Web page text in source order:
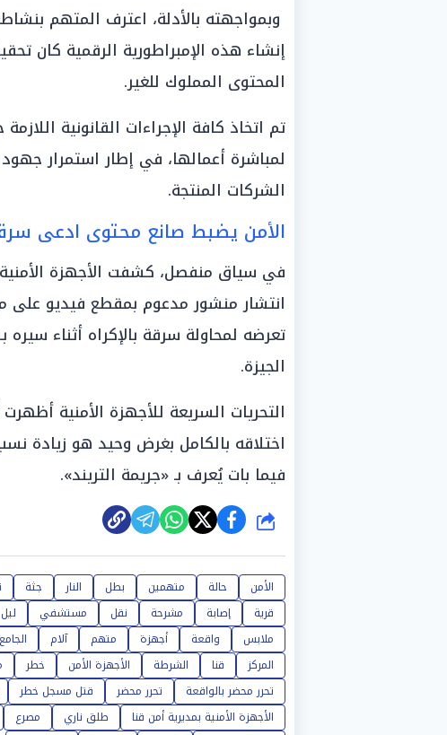
وبمواجهته بالأدلة، اعترف المتهم
إنشاء هذه الإمبراطورية الرقمية كان
المحتوى المملوك للغير.
تم اتخاذ كافة الإجراءات القانونية
لمباشرة أعمالها، في إطار استمرار جهود
الشركات المنتجة.
الأمن يضبط صانع محتوى ادعى
في سياق منفصل، كشفت الأجهزة الأمنية
انتشار منشور مدعوم بمقطع فيديو على
تعرضه لمحاولة سرقة بالإكراه أثناء
الجيزة.
التحريات السريعة للأجهزة الأمنية
اختلاقه بالكامل بغرض وحيد هو زيادة
فيما بات يُعرف بـ «جريمة التريند».
شارك
الأمن حالة متهمين بطل النار جثة
قرية
إصابة مشرحة نقل مستشفي ليل
ملابس
واقعة أجهزة متهم آلام الجامع
المركز
قنا الشرطة الأجهزة الأمن خطر
تحرر محضر بالواقعة
تحرر محضر قتل مسجل خطر
الأجهزة الأمنية بمديرية أمن قنا
طلق ناري مصرع